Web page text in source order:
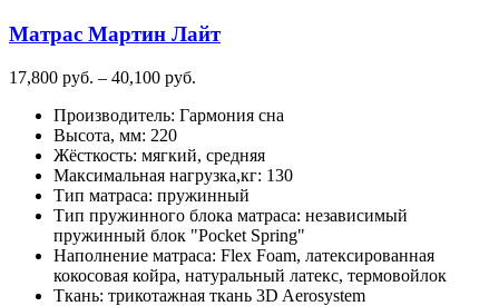
странице
Матрас Мартин Лайт
17,800 руб. – 40,100 руб.
17,800
–
40,100
руб.
Производитель: Гармония сна
Высота, мм: 220
Жёсткость: мягкий, средняя
Максимальная нагрузка,кг: 130
Тип матраса: пружинный
Тип пружинного блока матраса: независимый
пружинный блок "Pocket Spring"
Наполнение матраса: Flex Foam, латексированная
кокосовая койра, натуральный латекс, термовойлок
Ткань: трикотажная ткань 3D Aerosystem